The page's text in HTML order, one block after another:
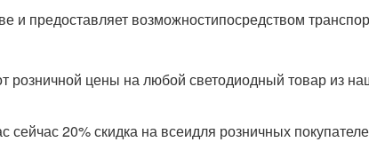
и предоставляет возможностипосредством
розничной цены на любой светодиодный товар из
20% скидка на всеидля розничных